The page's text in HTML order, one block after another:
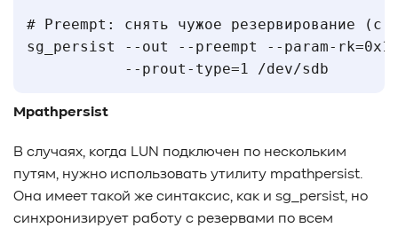
# Preempt: снять чужое резервирование (с
sg_persist --out --preempt --param-
Mpathpersist
В случаях, когда LUN подключен по нескольким
путям, нужно использовать утилиту mpathpersist.
Она имеет такой же синтаксис, как и sg_persist, но
синхронизирует работу с резервами по всем